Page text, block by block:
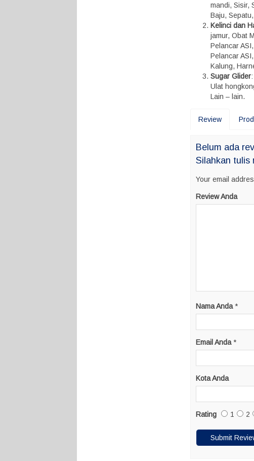
mandi, Sisir,
Baju,
Kelinci dan
jamur, Obat
Pelancar
Pelancar
Kalung,
Sugar Glider
Ulat
Lain – lain.
Review
Belum ada
Silahkan tulis
Your email
Review Anda
Nama Anda *
Email Anda *
Kota Anda
Rating 1 2